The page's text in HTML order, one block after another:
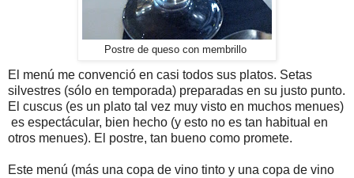
Postre de queso con membrillo
El menú me convenció en casi todos sus platos. Setas
silvestres (sólo en temporada) preparadas en su justo punto.
El cuscus (es un plato tal vez muy visto en muchos menues)
es espectácular, bien hecho (y esto no es tan habitual en
otros menues). El postre, tan bueno como promete.
Este menú (más una copa de vino tinto y una copa de vino